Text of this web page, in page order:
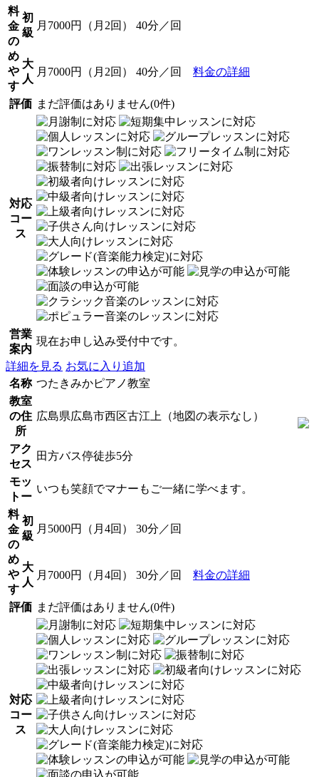
料
金
の
め
や
す
初
級
月7000円（月2回） 40分／回
大
人
月7000円（月2回） 40分／回 料金の詳細
評価 まだ評価はありません(0件)
対応
コー
ス
営業
案内
現在お申し込み受付中です。
詳細を見る お気に入り追加
名称 つたきみかピアノ教室
教室
の住
所
広島県広島市西区古江上（地図の表示なし）
アク
セス
田方バス停徒歩5分
モッ
トー
いつも笑顔でマナーもご一緒に学べます。
料
金
の
め
や
す
初
級
月5000円（月4回） 30分／回
大
人
月7000円（月4回） 30分／回 料金の詳細
評価 まだ評価はありません(0件)
対応
コー
ス